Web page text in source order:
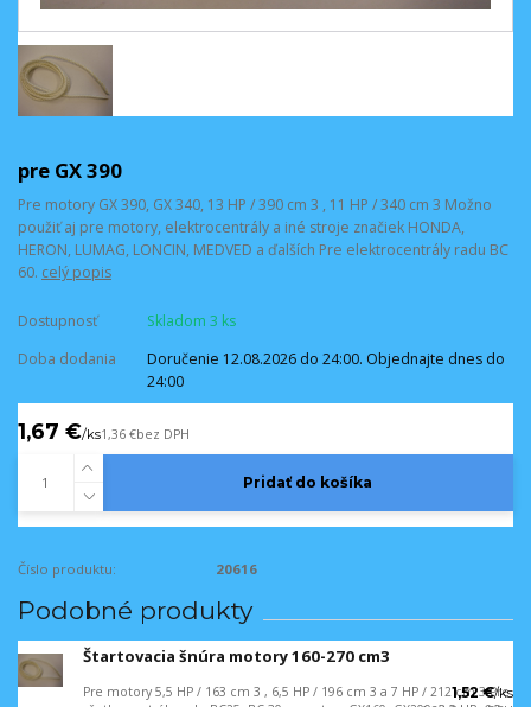
pre GX 390
Pre motory GX 390, GX 340, 13 HP / 390 cm 3 , 11 HP / 340 cm 3 Možno
použiť aj pre motory, elektrocentrály a iné stroje značiek HONDA,
HERON, LUMAG, LONCIN, MEDVED a ďalších Pre elektrocentrály radu BC
60. celý popis
Dostupnosť
Skladom 3 ks
Doba dodania
Doručenie 12.08.2026 do 24:00. Objednajte dnes do
24:00
1,67 €/ks1,36 €bez DPH
Pridať do košíka
Číslo produktu: 20616
Podobné produkty
Štartovacia šnúra motory 160-270 cm3
Pre motory 5,5 HP / 163 cm 3 , 6,5 HP / 196 cm 3 a 7 HP / 212 cm 3 Pre
1,52 €/ks